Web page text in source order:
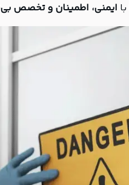
ایمنی، اطمینان و تخصص